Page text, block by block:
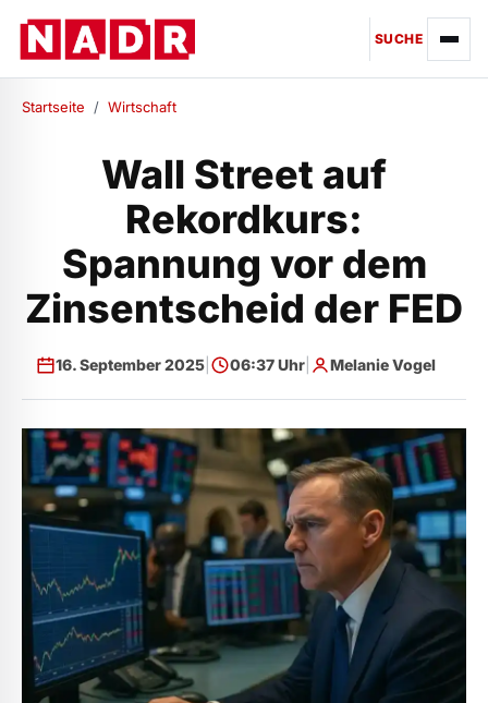
SUCHE
Startseite / Wirtschaft
Wall Street auf
Rekordkurs:
Spannung vor dem
Zinsentscheid der FED
16. September 2025 06:37 Uhr Melanie Vogel